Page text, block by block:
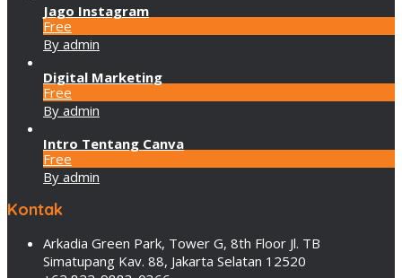
Jago Instagram
Free
By admin
Digital Marketing
Free
By admin
Intro Tentang Canva
Free
By admin
Kontak
Arkadia Green Park, Tower G, 8th Floor Jl. TB
Simatupang Kav. 88, Jakarta Selatan 12520